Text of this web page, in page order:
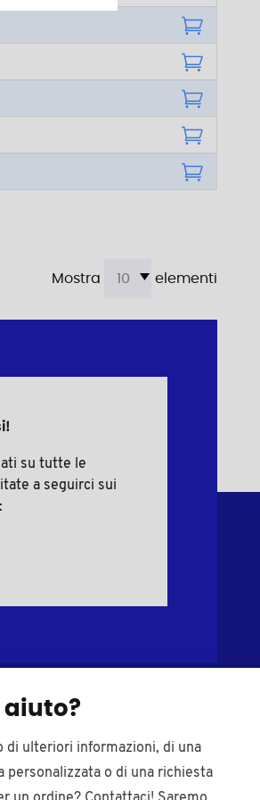
Mostra elementi
aiuto?
di ulteriori informazioni, di una
personalizzata o di una richiesta
su tutte le
a seguirci sui
Inserti per tubi
Puntali di plastica